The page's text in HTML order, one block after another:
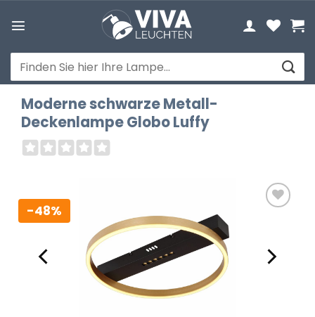
Inhalt
Suchen
nach:
Moderne schwarze Metall-
Deckenlampe Globo Luffy
-48%